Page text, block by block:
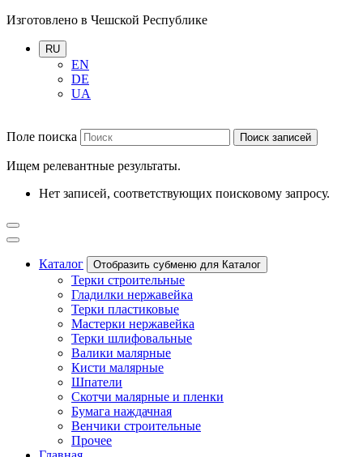
Изготовлено в Чешской Республике
RU
EN
DE
UA
Поле поиска Поиск записей
Ищем релевантные результаты.
Нет записей, соответствующих поисковому запросу.
Каталог Отобразить субменю для Каталог
Терки строительные
Гладилки нержавейка
Терки пластиковые
Мастерки нержавейка
Терки шлифовальные
Валики малярные
Кисти малярные
Шпатели
Скотчи малярные и пленки
Бумага наждачная
Венчики строительные
Прочее